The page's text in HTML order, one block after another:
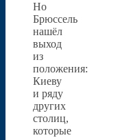
Но
Брюссель
нашёл
выход
из
положения:
Киеву
и ряду
других
столиц,
которые